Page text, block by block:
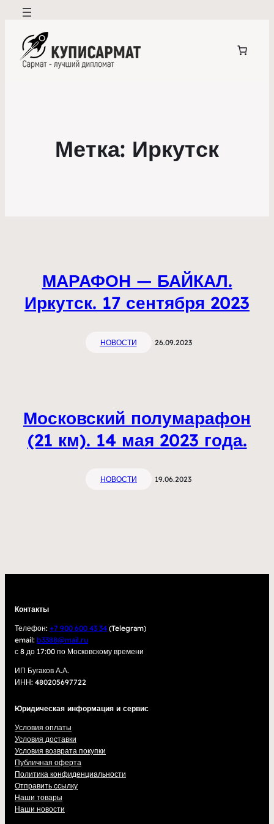
Метка: Иркутск
МАРАФОН — БАЙКАЛ.
Иркутск. 17 сентября 2023
НОВОСТИ 26.09.2023
Московский полумарафон
(21 км). 14 мая 2023 года.
НОВОСТИ 19.06.2023
Контакты
Телефон: +7 900 600 43 34 (Telegram)
email: b3388@mail.ru
с 8 до 17:00 по Московскому времени
ИП Бугаков А.А.
ИНН: 480205697722
Юридическая информация и сервис
Условия оплаты
Условия доставки
Условия возврата покупки
Публичная оферта
Политика конфиденциальности
Отправить ссылку
Наши товары
Наши новости